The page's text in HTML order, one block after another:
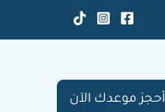
أحجز موعدك الآن